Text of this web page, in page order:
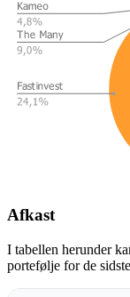
Afkast
I tabellen herunder
portefølje for de